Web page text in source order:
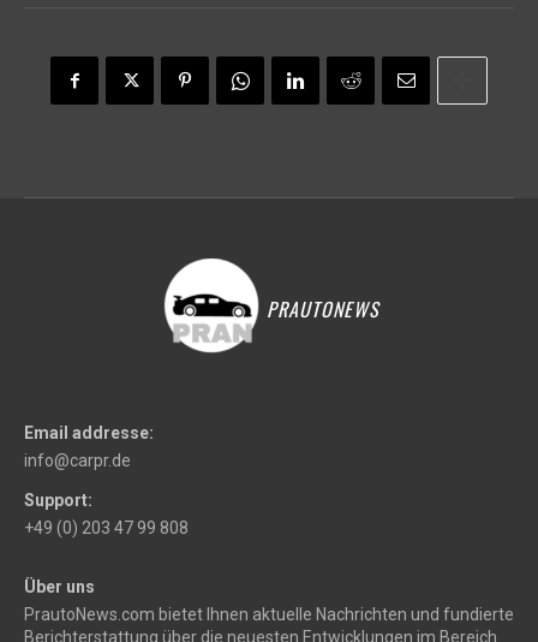
PRAUTONEWS
Email addresse:
info@carpr.de
Support:
+49 (0) 203 47 99 808
Über uns
PrautoNews.com bietet Ihnen aktuelle Nachrichten und fundierte
Berichterstattung über die neuesten Entwicklungen im Bereich